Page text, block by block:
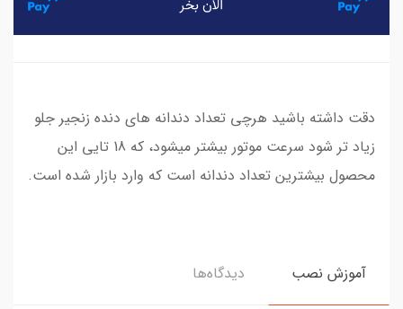
دقت داشته باشید هرچی تعداد دندانه های دنده زنجیر جلو
زیاد تر شود سرعت موتور بیشتر میشود، که 18 تایی این
محصول بیشترین تعداد دندانه است که وارد بازار شده است.
آموزش نصب دیدگاه‌ها